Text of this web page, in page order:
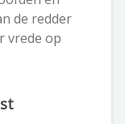
de redder
vrede op